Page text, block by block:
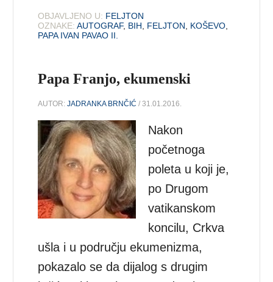
OBJAVLJENO U: FELJTON
OZNAKE: AUTOGRAF, BIH, FELJTON, KOŠEVO,
PAPA IVAN PAVAO II.
Papa Franjo, ekumenski
AUTOR:JADRANKA BRNČIĆ / 31.01.2016.
Nakon
početnoga
poleta u koji je,
po Drugom
vatikanskom
koncilu, Crkva
ušla i u području ekumenizma,
pokazalo se da dijalog s drugim